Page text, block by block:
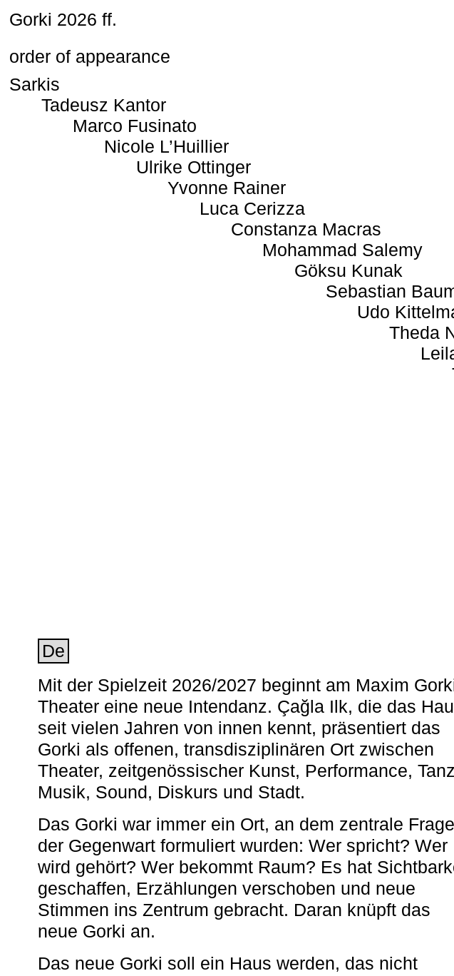
Gorki 2026 ff.
order of appearance
Sarkis
Tadeusz Kantor
Marco Fusinato
Nicole L’Huillier
Ulrike Ottinger
Yvonne Rainer
Luca Cerizza
Constanza Macras
Mohammad Salemy
Göksu Kunak
Sebastian
Udo
Theda
De
Mit der Spielzeit 2026/2027 beginnt am Maxim
Theater eine neue Intendanz. Çağla Ilk, die das
seit vielen Jahren von innen kennt, präsentiert das
Gorki als offenen, transdisziplinären Ort zwischen
Theater, zeitgenössischer Kunst, Performance,
Musik, Sound, Diskurs und Stadt.
Das Gorki war immer ein Ort, an dem zentrale
der Gegenwart formuliert wurden: Wer spricht? Wer
wird gehört? Wer bekommt Raum? Es hat
geschaffen, Erzählungen verschoben und neue
Stimmen ins Zentrum gebracht. Daran knüpft das
neue Gorki an.
Das neue Gorki soll ein Haus werden, das nicht